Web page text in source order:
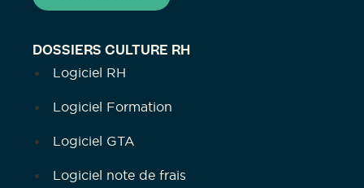
DOSSIERS CULTURE RH
Logiciel RH
Logiciel Formation
Logiciel GTA
Logiciel note de frais